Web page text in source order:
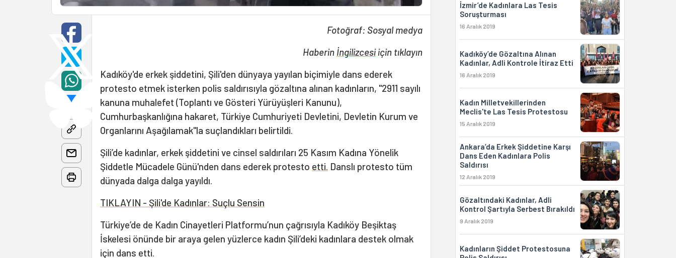
Fotoğraf: Sosyal medya
Haberin İngilizcesiiçin tıklayın
Kadıköy'de erkek şiddetini, Şili'den dünyaya yayılan biçimiyle dans ederek
protesto etmek isterken polis saldırısıyla gözaltına alınan kadınların, "2911 sayılı
kanuna muhalefet (Toplantı ve Gösteri Yürüyüşleri Kanunu),
Cumhurbaşkanlığına hakaret, Türkiye Cumhuriyeti Devletini, Devletin Kurum ve
Organlarını Aşağılamak"la suçlandıkları belirtildi.
Şili’de kadınlar, erkek şiddetini ve cinsel saldırıları 25 Kasım Kadına Yönelik
Şiddetle Mücadele Günü'nden dans ederek protesto etti. Danslı protesto tüm
dünyada dalga dalga yayıldı.
TIKLAYIN - Şili'de Kadınlar: Suçlu Sensin
Türkiye’de de Kadın Cinayetleri Platformu’nun çağrısıyla Kadıköy Beşiktaş
İskelesi önünde bir araya gelen yüzlerce kadın Şili’deki kadınlara destek olmak
için dans etti.
İzmir’de Kadınlara Las Tesis
Soruşturması
16 Aralık 2019
Kadıköy’de Gözaltına Alınan
Kadınlar, Adli Kontrole İtiraz Etti
16 Aralık 2019
Kadın Milletvekillerinden
Meclis'te Las Tesis Protestosu
15 Aralık 2019
Ankara’da Erkek Şiddetine Karşı
Dans Eden Kadınlara Polis
Saldırısı
12 Aralık 2019
Gözaltındaki Kadınlar, Adli
Kontrol Şartıyla Serbest Bırakıldı
9 Aralık 2019
Kadınların Şiddet Protestosuna